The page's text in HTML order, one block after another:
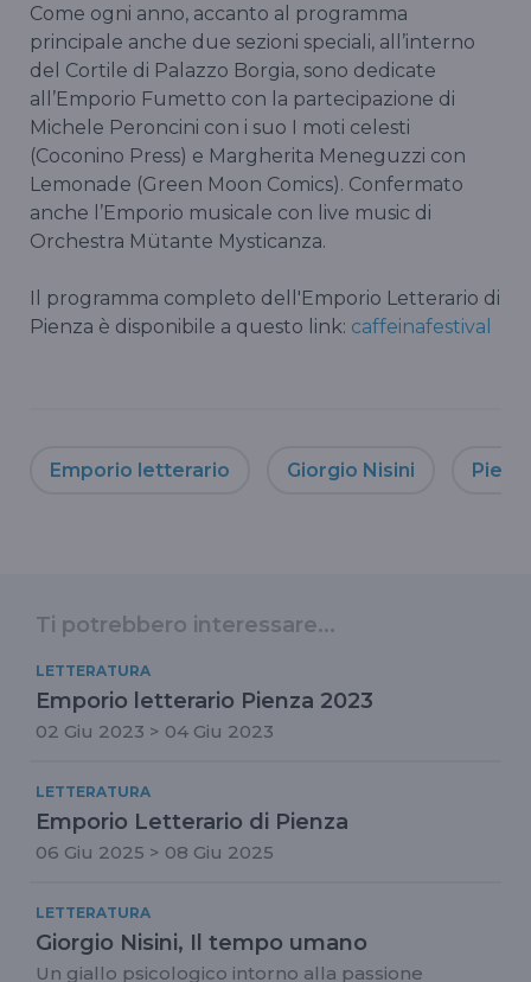
Come ogni anno, accanto al programma
principale anche due sezioni speciali, all’interno
del Cortile di Palazzo Borgia, sono dedicate
all’Emporio Fumetto con la partecipazione di
Michele Peroncini con i suo I moti celesti
(Coconino Press) e Margherita Meneguzzi con
Lemonade (Green Moon Comics). Confermato
anche l’Emporio musicale con live music di
Orchestra Mütante Mysticanza.
Il programma completo dell'Emporio Letterario di
Pienza è disponibile a questo link: caffeinafestival
Emporio letterario Giorgio Nisini
Ti potrebbero interessare...
LETTERATURA
Emporio letterario Pienza 2023
02 Giu 2023 > 04 Giu 2023
LETTERATURA
Emporio Letterario di Pienza
06 Giu 2025 > 08 Giu 2025
LETTERATURA
Giorgio Nisini, Il tempo umano
Un giallo psicologico intorno alla passione